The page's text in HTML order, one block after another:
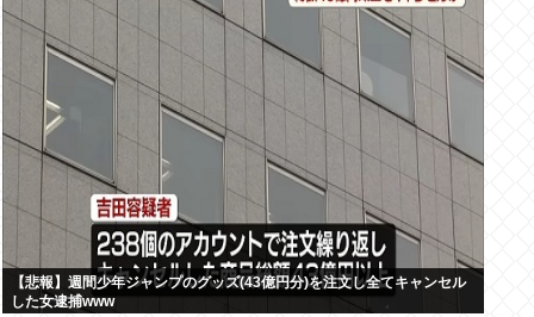
【悲報】週間少年ジャンプのグッズ(43億円分)を注文し全てキャンセル
した女逮捕www